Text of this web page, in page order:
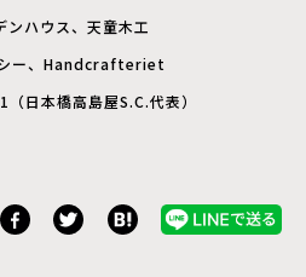
ンハウス、天童木工
シー、Handcrafteriet
日本橋高島屋S.C.代表）